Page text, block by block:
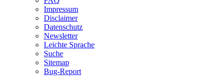
Impressum
Disclaimer
Datenschutz
Newsletter
Leichte Sprache
Suche
Sitemap
Bug-Report